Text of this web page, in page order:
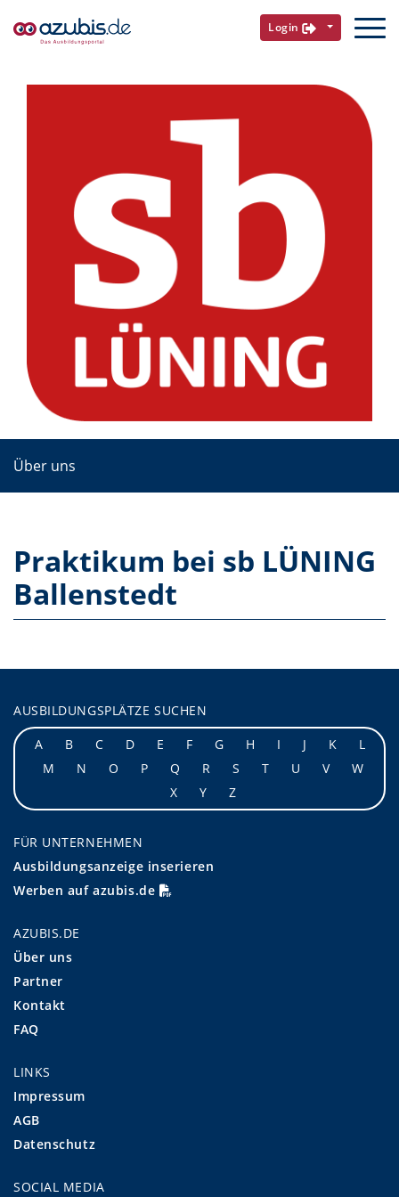
Login
Über uns
Praktikum bei sb LÜNING
Ballenstedt
AUSBILDUNGSPLÄTZE SUCHEN
A
B C D E F G H I J K
L
M
N O P Q R S T U V
W
X
Y Z
FÜR UNTERNEHMEN
Ausbildungsanzeige inserieren
Werben auf azubis.de
AZUBIS.DE
Über uns
Partner
Kontakt
FAQ
LINKS
Impressum
AGB
Datenschutz
SOCIAL MEDIA